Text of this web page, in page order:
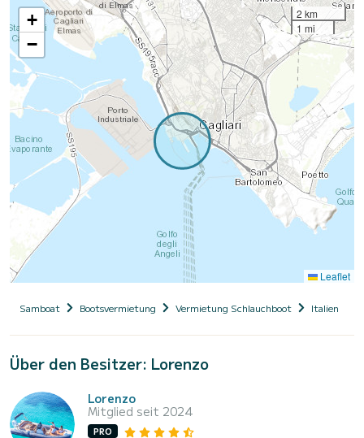
+
−
2 km
1 mi
Leaflet
Samboat Bootsvermietung Vermietung Schlauchboot Italien
Über den Besitzer: Lorenzo
Lorenzo
Mitglied seit 2024
PRO